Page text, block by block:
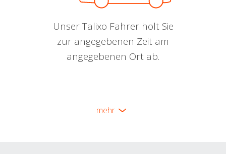
Unser Talixo Fahrer holt Sie
zur angegebenen Zeit am
angegebenen Ort ab.
mehr